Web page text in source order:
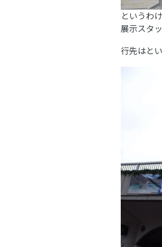
というわ
展示スタ
行先はと